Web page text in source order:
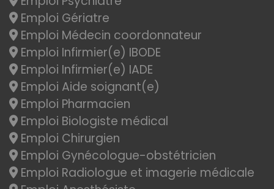
Emploi Gériatre
Emploi Médecin coordonnateur
Emploi Infirmier(e) IBODE
Emploi Infirmier(e) IADE
Emploi Aide soignant(e)
Emploi Pharmacien
Emploi Biologiste médical
Emploi Chirurgien
Emploi Gynécologue-obstétricien
Emploi Radiologue et imagerie médicale